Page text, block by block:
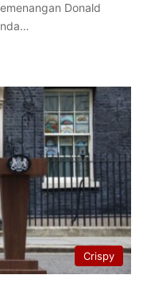
Donald
Crispy